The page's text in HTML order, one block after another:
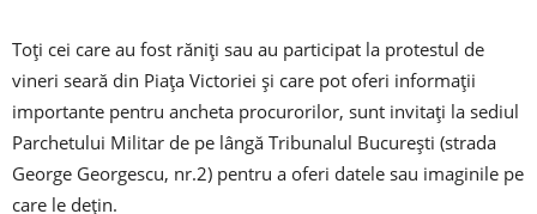
Toţi cei care au fost răniţi sau au participat la protestul de
vineri seară din Piaţa Victoriei şi care pot oferi informaţii
importante pentru ancheta procurorilor, sunt invitaţi la sediul
Parchetului Militar de pe lângă Tribunalul Bucureşti (strada
George Georgescu, nr.2) pentru a oferi datele sau imaginile pe
care le deţin.